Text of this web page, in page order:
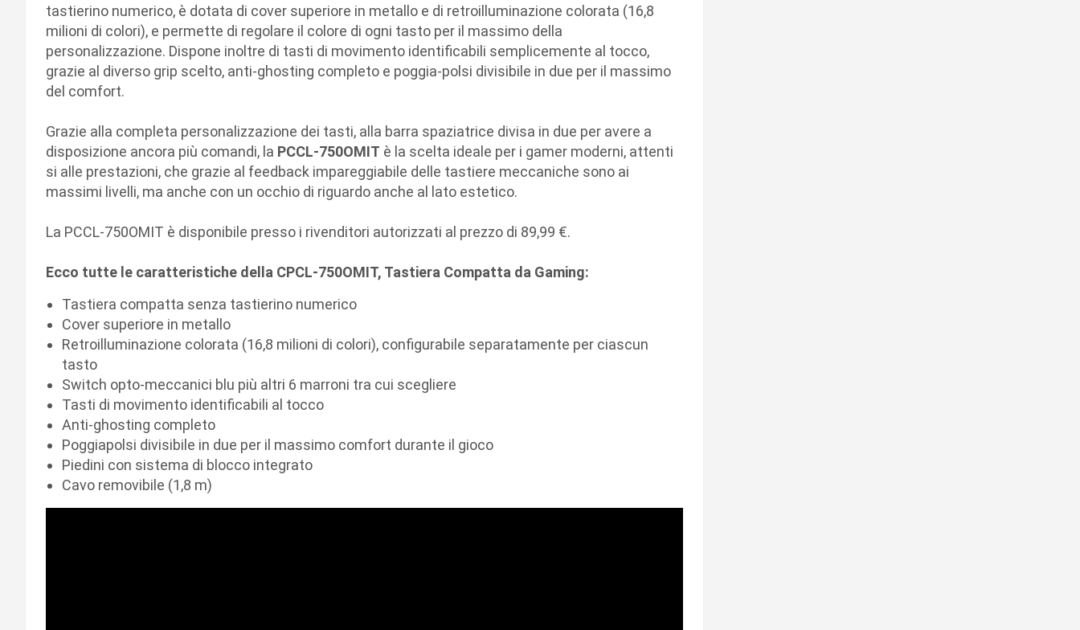
tastierino numerico, è dotata di cover superiore in metallo e di retroilluminazione colorata (16,8
milioni di colori), e permette di regolare il colore di ogni tasto per il massimo della
personalizzazione. Dispone inoltre di tasti di movimento identificabili semplicemente al tocco,
grazie al diverso grip scelto, anti-ghosting completo e poggia-polsi divisibile in due per il massimo
del comfort.
Grazie alla completa personalizzazione dei tasti, alla barra spaziatrice divisa in due per avere a
disposizione ancora più comandi, la PCCL-750OMIT è la scelta ideale per i gamer moderni, attenti
si alle prestazioni, che grazie al feedback impareggiabile delle tastiere meccaniche sono ai
massimi livelli, ma anche con un occhio di riguardo anche al lato estetico.
La PCCL-750OMIT è disponibile presso i rivenditori autorizzati al prezzo di 89,99 €.
Ecco tutte le caratteristiche della CPCL-750OMIT, Tastiera Compatta da Gaming:
Tastiera compatta senza tastierino numerico
Cover superiore in metallo
Retroilluminazione colorata (16,8 milioni di colori), configurabile separatamente per ciascun
tasto
Switch opto-meccanici blu più altri 6 marroni tra cui scegliere
Tasti di movimento identificabili al tocco
Anti-ghosting completo
Poggiapolsi divisibile in due per il massimo comfort durante il gioco
Piedini con sistema di blocco integrato
Cavo removibile (1,8 m)